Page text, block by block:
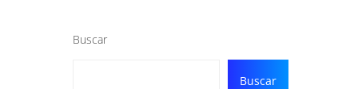
Buscar
Buscar